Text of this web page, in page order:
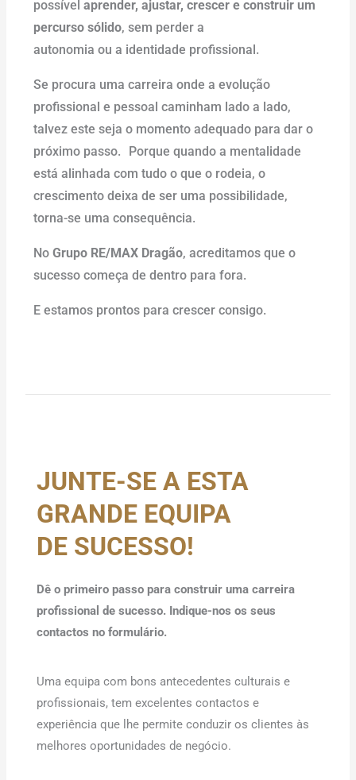
possívelaprender, ajustar, crescer e construir um
percurso sólido, sem perder a
autonomia ou a identidade profissional.
Se procura uma carreira onde a evolução
profissional e pessoal caminham lado a lado,
talvez este seja o momento adequado para dar o
próximo passo. Porque quando a mentalidade
está alinhada com tudo o que o rodeia, o
crescimento deixa de ser uma possibilidade,
torna-se uma consequência.
NoGrupo RE/MAX Dragão, acreditamos que o
sucesso começa de dentro para fora.
E estamos prontos para crescer consigo.
JUNTE-SE A ESTA
GRANDE EQUIPA
DE SUCESSO!
Dê o primeiro passo para construir uma carreira
profissional de sucesso. Indique-nos os seus
contactos no formulário.
Uma equipa com bons antecedentes culturais e
profissionais, tem excelentes contactos e
experiência que lhe permite conduzir os clientes às
melhores oportunidades de negócio.